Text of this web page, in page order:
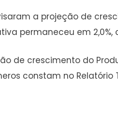
a projeção de
permaneceu em
de crescimento do
constam no